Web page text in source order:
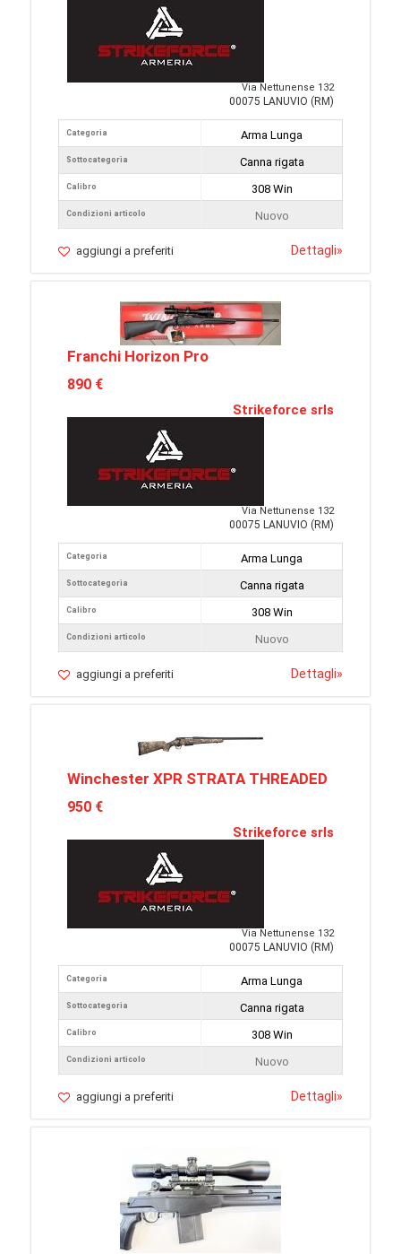
Via Nettunense 132
00075 LANUVIO (RM)
Categoria
Sottocategoria
Calibro
Condizioni articolo
Arma Lunga
Canna rigata
308 Win
Nuovo
aggiungi a preferiti Dettagli»
Franchi Horizon Pro
890 €
Strikeforce srls
Via Nettunense 132
00075 LANUVIO (RM)
Categoria
Sottocategoria
Calibro
Condizioni articolo
Arma Lunga
Canna rigata
308 Win
Nuovo
aggiungi a preferiti Dettagli»
Winchester XPR STRATA THREADED
950 €
Strikeforce srls
Via Nettunense 132
00075 LANUVIO (RM)
Categoria
Sottocategoria
Calibro
Condizioni articolo
Arma Lunga
Canna rigata
308 Win
Nuovo
aggiungi a preferiti Dettagli»